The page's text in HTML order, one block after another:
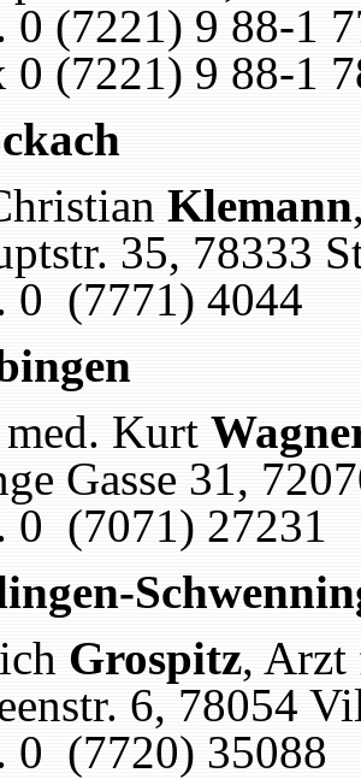
0 (7221) 9 88-1
0 (7221) 9 88-1
Klemann
35, 78333
0 (7771) 4044
Kurt
Gasse 31,
0 (7071) 27231
Grospitz, Arzt
6, 78054
0 (7720) 35088